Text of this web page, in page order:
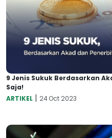
9 Jenis Sukuk Berdasarkan
Saja!
ARTIKEL | 24 Oct 2023